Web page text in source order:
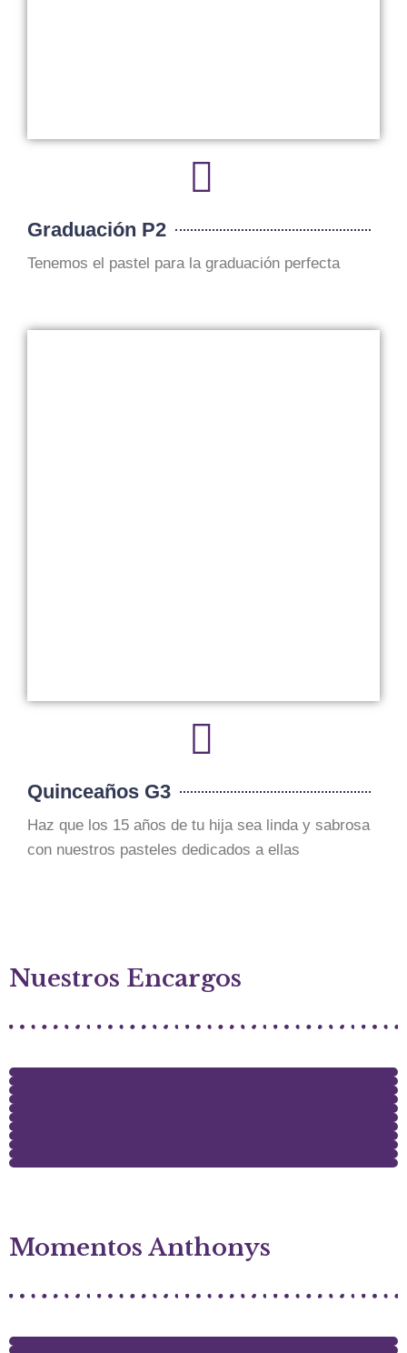
Graduación P2
Tenemos el pastel para la graduación perfecta
Quinceaños G3
Haz que los 15 años de tu hija sea linda y sabrosa
con nuestros pasteles dedicados a ellas
Nuestros Encargos
Momentos Anthonys